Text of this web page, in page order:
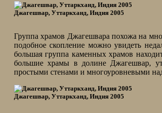
Джагешвар, Уттаркханд, Индия 2005
Группа храмов Джагешвара похожа на
подобное скопление можно увидеть
большая группа каменных храмов
большие храмы в долине Джагешвар,
простыми стенами и многоуровневыми
Джагешвар, Уттаркханд, Индия 2005